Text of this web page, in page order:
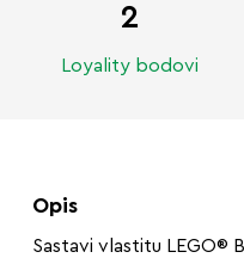
2
Loyality bodovi
Opis
Sastavi vlastitu LEGO®